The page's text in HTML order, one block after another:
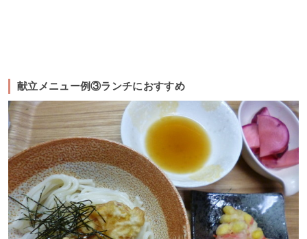
献立メニュー例③ランチにおすすめ